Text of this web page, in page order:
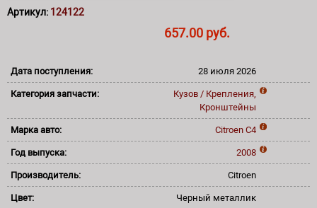
Артикул: 124122
657.00 руб.
Дата поступления: 28 июля 2026
Категория запчасти:
Кузов / Крепления,
Кронштейны
Марка авто: Citroen C4
Год выпуска: 2008
Производитель: Citroen
Цвет: Черный металлик